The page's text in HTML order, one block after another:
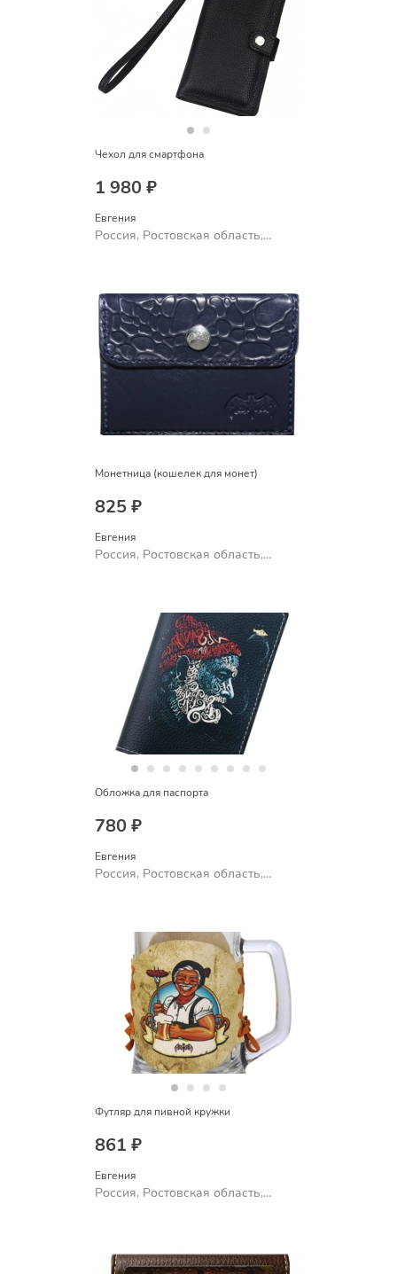
Чехол для смартфона
1 980 ₽
Евгения
Россия, Ростовская область,
Монетница (кошелек для монет)
825 ₽
Евгения
Россия, Ростовская область,
Обложка для паспорта
780 ₽
Евгения
Россия, Ростовская область,
Футляр для пивной кружки
861 ₽
Евгения
Россия, Ростовская область,